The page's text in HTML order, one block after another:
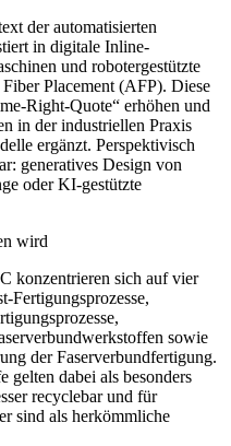
der automatisierten
in digitale Inline-
und robotergestützte
Placement (AFP). Diese
Right-Quote“ erhöhen und
in der industriellen Praxis
ergänzt. Perspektivisch
generatives Design von
oder KI-gestützte
wird
konzentrieren sich auf vier
Fertigungsprozesse,
sowie
der Faserverbundfertigung.
gelten dabei als besonders
recyclebar und für
sind als herkömmliche